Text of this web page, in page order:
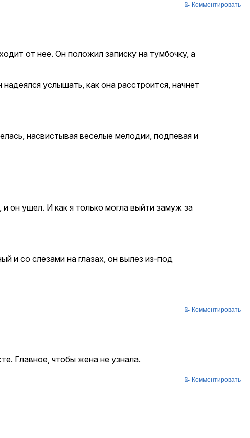
📝 Комментировать
от нее. Он положил записку на тумбочку, а
услышать, как она расстроится, начнет
насвистывая веселые мелодии, подпевая и
он ушел. И как я только могла выйти замуж за
и со слезами на глазах, он вылез из-под
📝 Комментировать
Главное, чтобы жена не узнала.
📝 Комментировать